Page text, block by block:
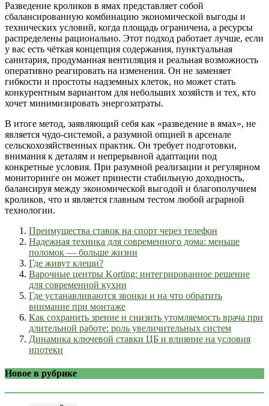
Разведение кроликов в ямах представляет собой
сбалансированную комбинацию экономической выгоды и
технических условий, когда площадь ограничена, а ресурсы
распределены рационально. Этот подход работает лучше, если
у вас есть чёткая концепция содержания, пунктуальная
санитария, продуманная вентиляция и реальная возможность
оперативно реагировать на изменения. Он не заменяет
гибкости и простоты надземных клеток, но может стать
конкурентным вариантом для небольших хозяйств и тех, кто
хочет минимизировать энергозатраты.
В итоге метод, заявляющий себя как «разведение в ямах», не
является чудо-системой, а разумной опцией в арсенале
сельскохозяйственных практик. Он требует подготовки,
внимания к деталям и непрерывной адаптации под
конкретные условия. При разумной реализации и регулярном
мониторинге он может принести стабильную доходность,
балансируя между экономической выгодой и благополучием
кроликов, что и является главным тестом любой аграрной
технологии.
Преимущества ставок на спорт через телефон
Надежная техника для современного дома: меньше
поломок — больше жизни
Где живут клещи?
Варочные центры Korting: интегрированное решение
для современной кухни
Где устанавливаются звонки и на что обратить
внимание при монтаже
Как сохранить зрение и снизить утомляемость врача при
длительной работе: роль увеличительных систем
Динамика ключевой ставки ЦБ и влияние на условия
ипотеки
Новое в рубрике